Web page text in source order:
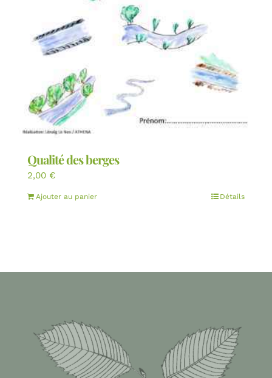
Qualité des berges
2,00 €
Ajouter au panier Détails